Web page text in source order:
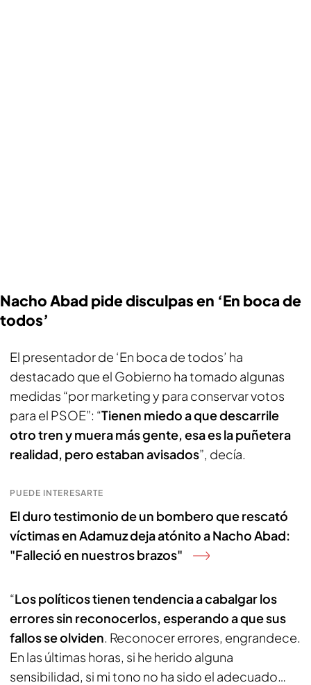
Nacho Abad pide disculpas en ‘En boca de
todos’
El presentador de ‘En boca de todos’ ha
destacado que el Gobierno ha tomado algunas
medidas “por marketing y para conservar votos
para el PSOE”: “Tienen miedo a que descarrile
otro tren y muera más gente, esa es la puñetera
realidad, pero estaban avisados”, decía.
PUEDE INTERESARTE
El duro testimonio de un bombero que rescató
víctimas en Adamuz deja atónito a Nacho Abad:
"Falleció en nuestros brazos"
“Los políticos tienen tendencia a cabalgar los
errores sin reconocerlos, esperando a que sus
fallos se olviden. Reconocer errores, engrandece.
En las últimas horas, si he herido alguna
sensibilidad, si mi tono no ha sido el adecuado…